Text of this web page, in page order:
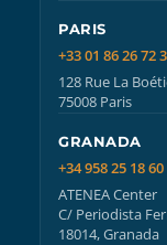
PARIS
+33 01 86 26 72
128 Rue La
75008 Paris
GRANADA
+34 958 25 18 60
ATENEA Center
C/ Periodista
18014, Granada